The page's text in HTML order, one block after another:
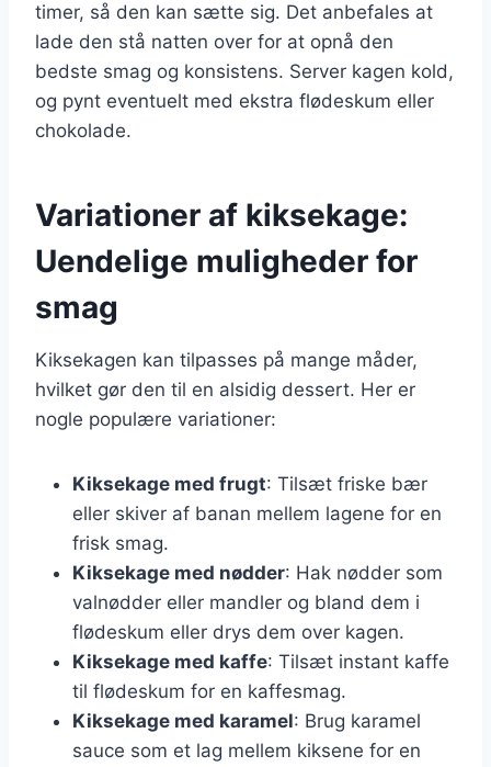
timer, så den kan sætte sig. Det anbefales at
lade den stå natten over for at opnå den
bedste smag og konsistens. Server kagen kold,
og pynt eventuelt med ekstra flødeskum eller
chokolade.
Variationer af kiksekage:
Uendelige muligheder for
smag
Kiksekagen kan tilpasses på mange måder,
hvilket gør den til en alsidig dessert. Her er
nogle populære variationer:
Kiksekage med frugt: Tilsæt friske bær
eller skiver af banan mellem lagene for en
frisk smag.
Kiksekage med nødder: Hak nødder som
valnødder eller mandler og bland dem i
flødeskum eller drys dem over kagen.
Kiksekage med kaffe: Tilsæt instant kaffe
til flødeskum for en kaffesmag.
Kiksekage med karamel: Brug karamel
sauce som et lag mellem kiksene for en